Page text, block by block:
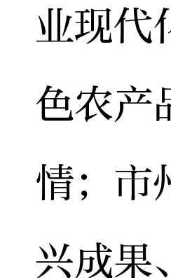
业现代
色农产
情；市
兴成果